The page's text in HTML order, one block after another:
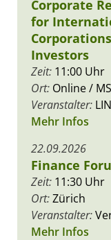
Corporate
for
Investors
Zeit: 11:00 Uhr
Ort: Online /
Veranstalter:
Mehr Infos
22.09.2026
Finance
Zeit: 11:30 Uhr
Ort:Zürich
Veranstalter:
Mehr Infos